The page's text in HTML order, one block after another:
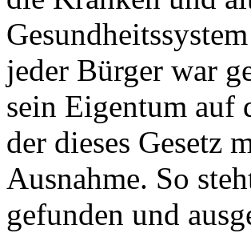
jeder Bürger war
sein Eigentum auf
der dieses Gesetz
Ausnahme. So
gefunden und